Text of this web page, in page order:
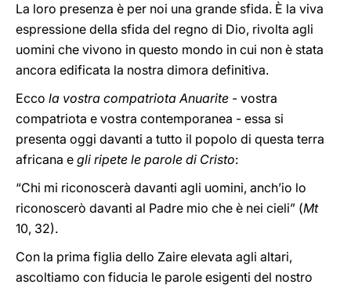
La loro presenza è per noi una grande sfida. È la viva
espressione della sfida del regno di Dio, rivolta agli
uomini che vivono in questo mondo in cui non è stata
ancora edificata la nostra dimora definitiva.
Ecco la vostra compatriota Anuarite - vostra
compatriota e vostra contemporanea - essa si
presenta oggi davanti a tutto il popolo di questa terra
africana e gli ripete le parole di Cristo:
“Chi mi riconoscerà davanti agli uomini, anch’io lo
riconoscerò davanti al Padre mio che è nei cieli” (Mt
10, 32).
Con la prima figlia dello Zaire elevata agli altari,
ascoltiamo con fiducia le parole esigenti del nostro